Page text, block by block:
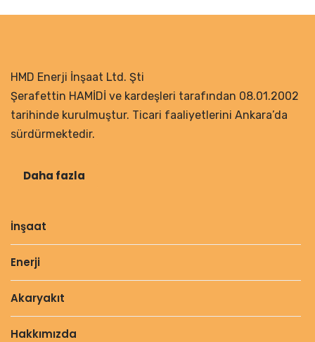
HMD Enerji İnşaat Ltd. Şti
Şerafettin HAMİDİ ve kardeşleri tarafından 08.01.2002
tarihinde kurulmuştur. Ticari faaliyetlerini Ankara’da
sürdürmektedir.
Daha fazla
İnşaat
Enerji
Akaryakıt
Hakkımızda